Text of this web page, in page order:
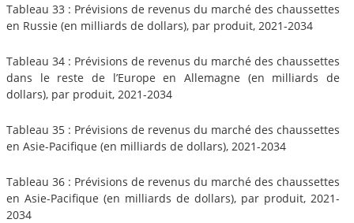
Tableau 33 : Prévisions de revenus du marché des chaussettes
en Russie (en milliards de dollars), par produit, 2021-2034
Tableau 34 : Prévisions de revenus du marché des chaussettes
dans le reste de l’Europe en Allemagne (en milliards de
dollars), par produit, 2021-2034
Tableau 35 : Prévisions de revenus du marché des chaussettes
en Asie-Pacifique (en milliards de dollars), 2021-2034
Tableau 36 : Prévisions de revenus du marché des chaussettes
en Asie-Pacifique (en milliards de dollars), par produit, 2021-
2034